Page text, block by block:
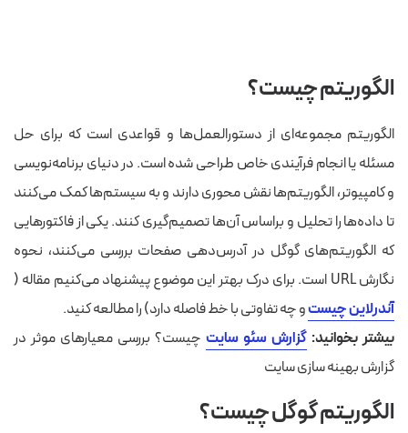
الگوریتم چیست؟
الگوریتم مجموعه‌ای از دستورالعمل‌ها و قواعدی است که برای حل
مسئله یا انجام فرآیندی خاص طراحی شده است. در دنیای برنامه‌نویسی
و کامپیوتر، الگوریتم‌ها نقش محوری دارند و به سیستم‌ها کمک می‌کنند
تا داده‌ها را تحلیل و براساس آن‌ها تصمیم‌گیری کنند.یکی از فاکتورهایی
که الگوریتم‌های گوگل در آدرس‌دهی صفحات بررسی می‌کنند، نحوه
نگارش URL است. برای درک بهتر این موضوع پیشنهاد می‌کنیم مقاله (
آندرلاین چیستو چه تفاوتی با خط فاصله دارد) را مطالعه کنید.
بیشتر بخوانید: گزارش سئو سایت چیست؟ بررسی معیارهای موثر در
گزارش بهینه سازی سایت
الگوریتم گوگل چیست؟